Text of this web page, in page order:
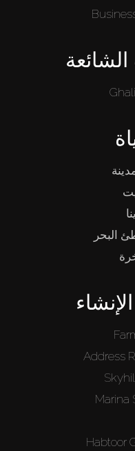
البحر
Address
Marina
Habtoor